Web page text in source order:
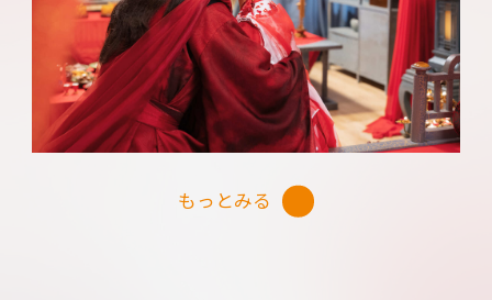
日本でも人気の高いシン・フェイ。恋愛未経験の
22歳で、シュー・カイチョン扮する安景昭に振り
回されながらも惹かれていく、天真爛漫な役どこ
ろをナチュラルに演じ切る！ 沼落ち必至の美男
美女カップルが、相性抜群のケミを魅せる！
もっとみる